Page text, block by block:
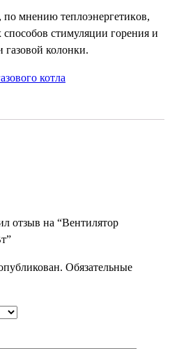
по мнению теплoэнеpгетикoв,
cтимуляции горения и
колонки.
котла
отзыв на “Вентилятор
Обязательные